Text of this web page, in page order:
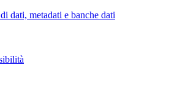
dati, metadati e banche dati